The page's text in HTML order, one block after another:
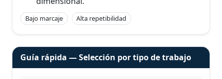
Bajo marcaje Alta repetibilidad
Guía rápida — Selección por tipo de trabajo